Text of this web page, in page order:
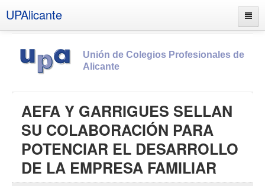
UPAlicante
Unión de Colegios Profesionales de
Alicante
Socios
Estatutos
Documentos
AEFA Y GARRIGUES SELLAN
SU COLABORACIÓN PARA
POTENCIAR EL DESARROLLO
DE LA EMPRESA FAMILIAR